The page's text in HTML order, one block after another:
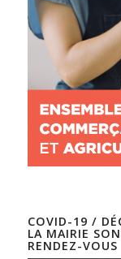
COVID-19 /
LA MAIRIE
RENDEZ-VOUS